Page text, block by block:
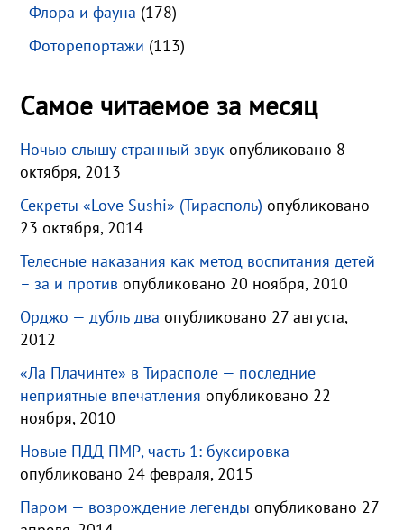
Флора и фауна (178)
Фоторепортажи (113)
Самое читаемое за месяц
Ночью слышу странный звук опубликовано 8
октября, 2013
Секреты «Love Sushi» (Тирасполь) опубликовано
23 октября, 2014
Телесные наказания как метод воспитания детей
– за и против опубликовано 20 ноября, 2010
Орджо — дубль два опубликовано 27 августа,
2012
«Ла Плачинте» в Тирасполе — последние
неприятные впечатления опубликовано 22
ноября, 2010
Новые ПДД ПМР, часть 1: буксировка
опубликовано 24 февраля, 2015
Паром — возрождение легенды опубликовано 27